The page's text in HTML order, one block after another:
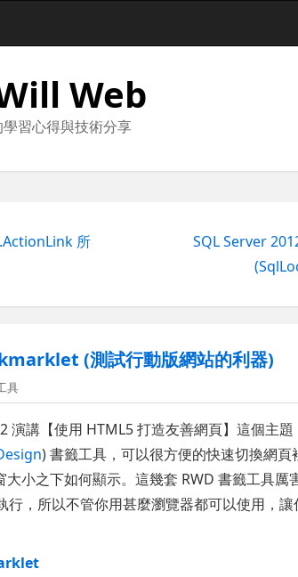
Web
習心得與技術分享
所
SQL Server
(測試行動版網站的利器)
具
演講【使用 HTML5 打造友善網頁】這個主
) 書籤工具，可以很方便的快速切換網頁
小之下如何顯示。這幾套 RWD 書籤工具厲
行，所以不管你用甚麼瀏覽器都可以使用，